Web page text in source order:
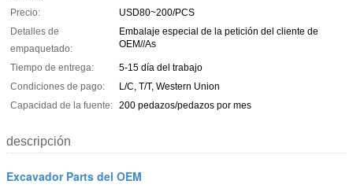
Precio:
USD80~200/PCS
Detalles de
empaquetado:
Embalaje especial de la petición del cliente de
OEM//As
Tiempo de entrega:
5-15 día del trabajo
Condiciones de pago:
L/C, T/T, Western Union
Capacidad de la fuente: 200 pedazos/pedazos por mes
descripción
Excavador Parts del OEM